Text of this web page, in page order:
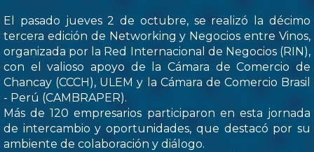
El pasado jueves 2 de octubre, se realizó la décimo
tercera edición de Networking y Negocios entre Vinos,
organizada por la Red Internacional de Negocios (RIN),
con el valioso apoyo de la Cámara de Comercio de
Chancay (CCCH), ULEM y la Cámara de Comercio Brasil
- Perú (CAMBRAPER).
Más de 120 empresarios participaron en esta jornada
de intercambio y oportunidades, que destacó por su
ambiente de colaboración y diálogo.